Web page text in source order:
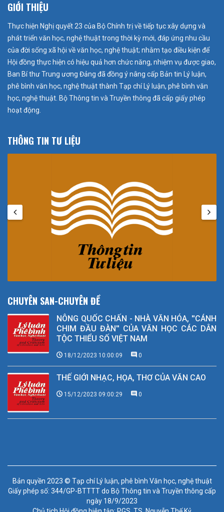
GIỚI THIỆU
Thực hiện Nghị quyết 23 của Bộ Chính trị về tiếp tục xây dựng và
phát triển văn học, nghệ thuật trong thời kỳ mới, đáp ứng nhu cầu
của đời sống xã hội về văn học, nghệ thuật; nhằm tạo điều kiện để
Hội đồng thực hiện có hiệu quả hơn chức năng, nhiệm vụ được giao,
Ban Bí thư Trung ương Đảng đã đồng ý nâng cấp Bản tin Lý luận,
phê bình văn học, nghệ thuật thành Tạp chí Lý luận, phê bình văn
học, nghệ thuật. Bộ Thông tin và Truyền thông đã cấp giấy phép
hoạt động.
THÔNG TIN TƯ LIỆU
CHUYÊN SAN-CHUYÊN ĐỀ
NÔNG QUỐC CHẤN - NHÀ VĂN HÓA, ''CÁNH
CHIM ĐẦU ĐÀN'' CỦA VĂN HỌC CÁC DÂN
TỘC THIỂU SỐ VIỆT NAM
18/12/2023 10:00:09 0
THẾ GIỚI NHẠC, HỌA, THƠ CỦA VĂN CAO
15/12/2023 09:00:29 0
Bản quyền 2023 © Tạp chí Lý luận, phê bình Văn học, nghệ thuật
Giấy phép số: 344/GP-BTTTT do Bộ Thông tin và Truyền thông cấp
ngày 18/9/2023